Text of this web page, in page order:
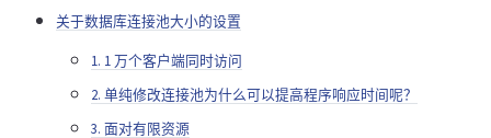
关于数据库连接池大小的设置
1. 1 万个客户端同时访问
2. 单纯修改连接池为什么可以提高程序响应时间呢？
3. 面对有限资源